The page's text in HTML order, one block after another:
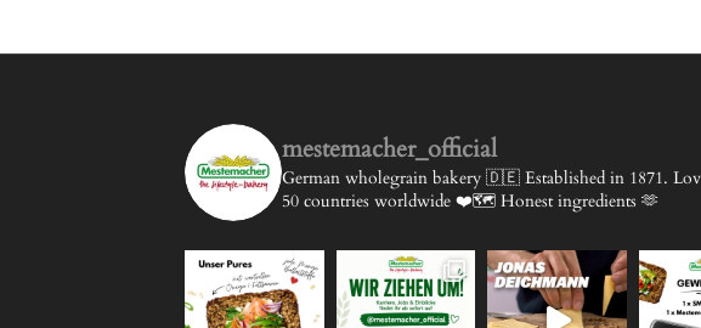
mestemacher_official
German wholegrain bakery 🇩🇪 Established in 1871.
50 countries worldwide ❤️🗺️ Honest ingredients 🫶